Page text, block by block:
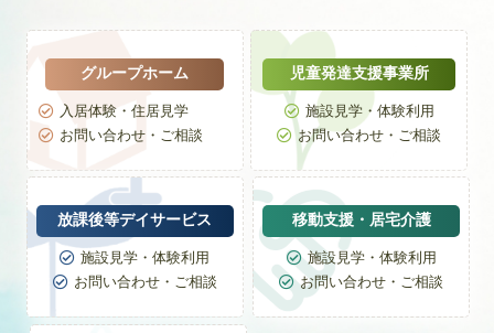
グループホーム
 入居体験・住居見学
 お問い合わせ・ご相談
児童発達支援事業所
 施設見学・体験利用
 お問い合わせ・ご相談
放課後等デイサービス
 施設見学・体験利用
 お問い合わせ・ご相談
移動支援・居宅介護
 施設見学・体験利用
 お問い合わせ・ご相談